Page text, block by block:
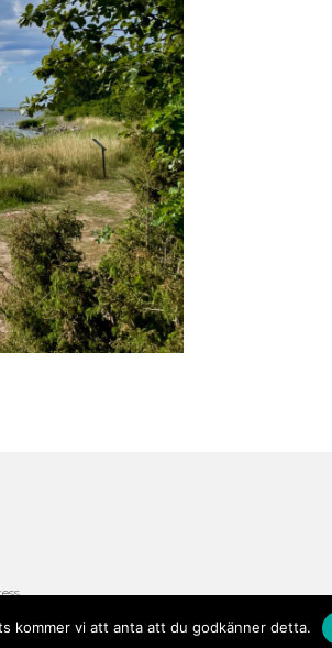
kommer vi att anta att du godkänner detta.